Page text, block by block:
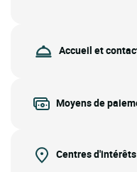
Accueil et
Moyens de
Centres